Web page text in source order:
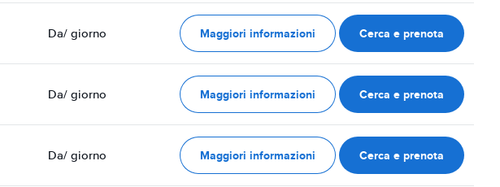
Da/ giorno Maggiori informazioni Cerca e prenota
Da/ giorno Maggiori informazioni Cerca e prenota
Da/ giorno Maggiori informazioni Cerca e prenota